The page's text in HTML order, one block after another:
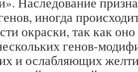
иногда
окраски, так как
генов-
и ослабляющих